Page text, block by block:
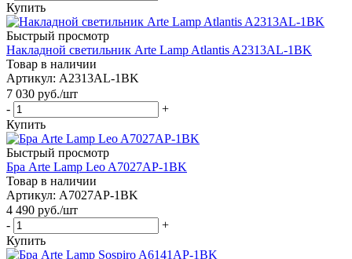
Купить
Быстрый просмотр
Накладной светильник Arte Lamp Atlantis A2313AL-1BK
Товар в наличии
Артикул: A2313AL-1BK
7 030 руб./шт
-
+
Купить
Быстрый просмотр
Бра Arte Lamp Leo A7027AP-1BK
Товар в наличии
Артикул: A7027AP-1BK
4 490 руб./шт
-
+
Купить